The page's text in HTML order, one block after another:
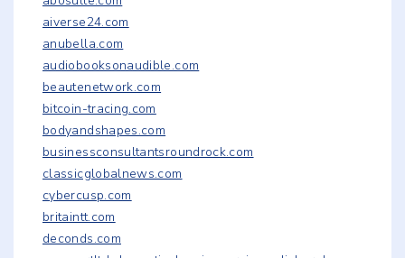
aiverse24.com
anubella.com
audiobooksonaudible.com
beautenetwork.com
bitcoin-tracing.com
bodyandshapes.com
businessconsultantsroundrock.com
classicglobalnews.com
cybercusp.com
britaintt.com
deconds.com